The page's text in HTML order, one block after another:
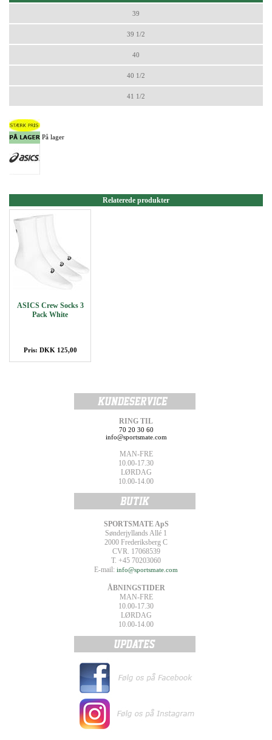
39
39 1/2
40
40 1/2
41 1/2
På lager
Relaterede produkter
ASICS Crew Socks 3
Pack White
Pris: DKK 125,00
RING TIL
70 20 30 60
info@sportsmate.com
MAN-FRE
10.00-17.30
LØRDAG
10.00-14.00
SPORTSMATE ApS
Sønderjyllands Allé 1
2000 Frederiksberg C
CVR. 17068539
T. +45 70203060
E-mail: info@sportsmate.com
ÅBNINGSTIDER
MAN-FRE
10.00-17.30
LØRDAG
10.00-14.00